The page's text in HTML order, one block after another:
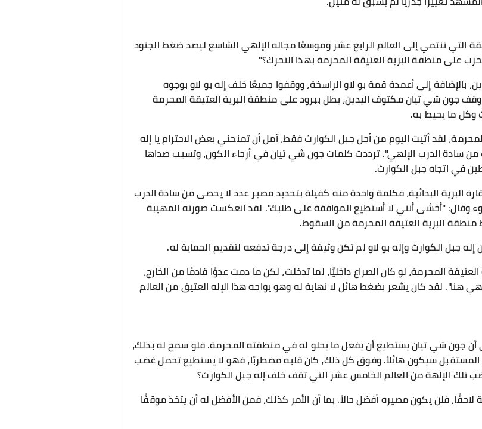
التي تنتمي إلى العالم الرابع عشر وموسعًا مجاله الإلهي الشاسع ليصد ضغط الجنود
على منطقة البرية العتيقة المحرمة بهذا التحرك؟"
بالإضافة إلى أعمدة قمة بو لاو الراسخة، ووقفوا جميعًا خلف إله بو لاو بوجوه
جون شي تيان مكتوف اليدين، يطل ببرود على منطقة البرية العتيقة المحرمة
وكل ما يحيط به.
لقد أتيت اليوم من أجل جبل الكوارث فقط، آمل أن تمنحني بعض الاحترام يا إله
من سادة الدرب الإلهي". ترددت كلمات جون شي تيان في أرجاء الكون، وتسبب صداها
في اتجاه جبل الكوارث.
البدائية، فكلمة واحدة منه كفيلة بتحديد مصير عدد لا يحصى من سادة الدرب
وقال: "أخشى أنني لا أستطيع الموافقة على طلبك". لقد انعكست صورته المهيبة
البرية العتيقة المحرمة من السقوط.
إله جبل الكوارث وإله بو لاو لم تكن وثيقة إلى درجة تدفعه لتقديم الحماية له.
المحرمة، لو كان الصراع داخليًا، لما تدخلت، لكن ما دمت عدوًا قادمًا من الخارج،
هنا". لقد كان يشعر بضغط هائل لا نهاية له وهو يواجه هذا الإله العتيق من العالم
أن جون شي تيان يستطيع أن يفعل ما يحلو له في منطقته المحرمة. فلو سمح له بذلك،
المستقبل سيكون هائلاً. وفوق كل ذلك، كان قلبه مضطربًا، فهو لا يستطيع تحمل غضب
الإلهة من العالم الخامس عشر التي تقف خلف إله جبل الكوارث؟
لاحقًا، فلن يكون مصيره أفضل حالاً. بما أن الأمر كذلك، فمن الأفضل له أن يتخذ موقفًا